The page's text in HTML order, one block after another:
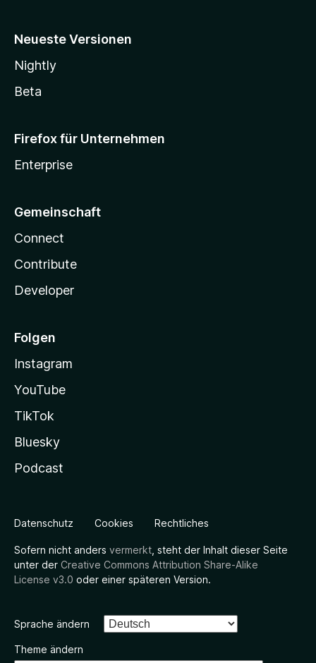
Neueste Versionen
Nightly
Beta
Firefox für Unternehmen
Enterprise
Gemeinschaft
Connect
Contribute
Developer
Folgen
Instagram
YouTube
TikTok
Bluesky
Podcast
Datenschutz Cookies Rechtliches
Sofern nicht anders vermerkt , steht der Inhalt dieser Seite
unter der Creative Commons Attribution Share-Alike
License v3.0 oder einer späteren Version.
Sprache ändern
Theme ändern